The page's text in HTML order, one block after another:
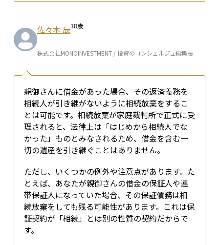
佐々木 辰38歳
株式会社MONOINVESTMENT / 投資のコンシェルジュ編集長
親御さんに借金があった場合、その返済義務を
相続人が引き継がないように相続放棄をするこ
とは可能です。相続放棄が家庭裁判所で正式に受
理されると、法律上は「はじめから相続人でな
かった」ものとみなされるため、借金を含む一
切の遺産を引き継ぐことはありません。
ただし、いくつかの例外や注意点があります。た
とえば、あなたが親御さんの借金の保証人や連
帯保証人になっていた場合、その保証債務は相
続放棄をしても残る可能性があります。これは保
証契約が「相続」とは別の性質の契約だからで
す。